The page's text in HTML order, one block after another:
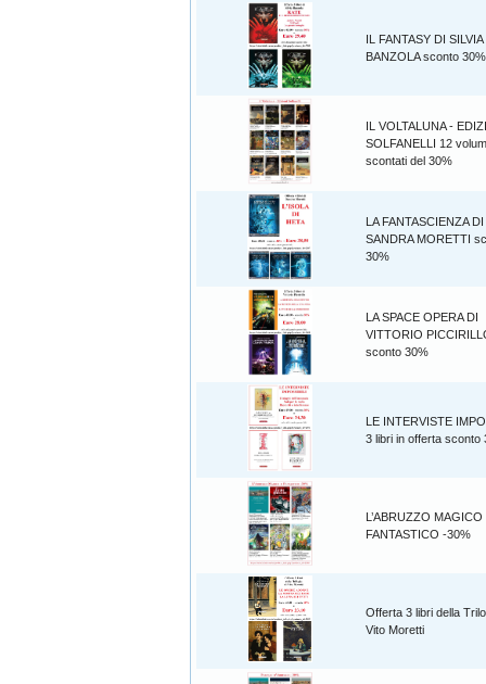
IL FANTASY DI SILVIA
BANZOLA sconto 30%
IL VOLTALUNA -
SOLFANELLI 12
scontati del 30%
LA FANTASCIENZA DI
SANDRA MORETTI
30%
LA SPACE OPERA DI
VITTORIO
sconto 30%
LE INTERVISTE
3 libri in offerta sconto
L’ABRUZZO MAGICO
FANTASTICO -30%
Offerta 3 libri della
Vito Moretti